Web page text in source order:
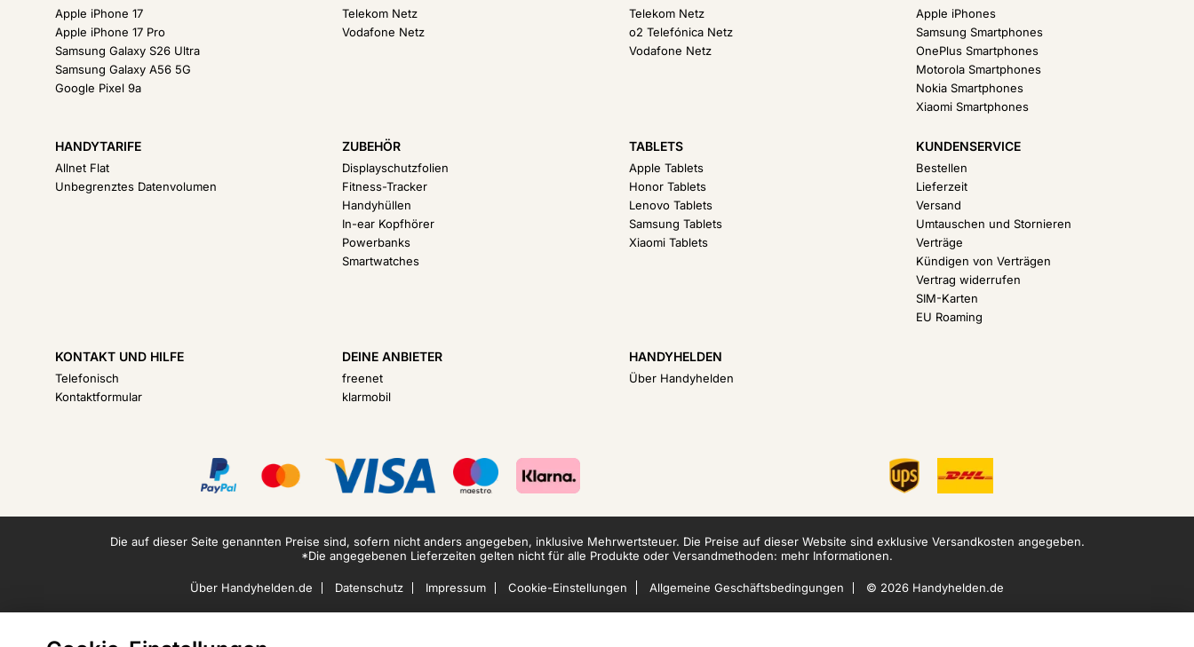
Apple iPhone 17
Apple iPhone 17 Pro
Samsung Galaxy S26 Ultra
Samsung Galaxy A56 5G
Google Pixel 9a
Telekom Netz
Vodafone Netz
Telekom Netz
o2 Telefónica Netz
Vodafone Netz
Apple iPhones
Samsung Smartphones
OnePlus Smartphones
Motorola Smartphones
Nokia Smartphones
Xiaomi Smartphones
HANDYTARIFE
Allnet Flat
Unbegrenztes Datenvolumen
ZUBEHÖR
Displayschutzfolien
Fitness-Tracker
Handyhüllen
In-ear Kopfhörer
Powerbanks
Smartwatches
TABLETS
Apple Tablets
Honor Tablets
Lenovo Tablets
Samsung Tablets
Xiaomi Tablets
KUNDENSERVICE
Bestellen
Lieferzeit
Versand
Umtauschen und Stornieren
Verträge
Kündigen von Verträgen
Vertrag widerrufen
SIM-Karten
EU Roaming
KONTAKT UND HILFE
Telefonisch
Kontaktformular
DEINE ANBIETER
freenet
klarmobil
HANDYHELDEN
Über Handyhelden
Die auf dieser Seite genannten Preise sind, sofern nicht anders angegeben, inklusive Mehrwertsteuer. Die Preise auf dieser Website sind exklusive Versandkosten angegeben.
*Die angegebenen Lieferzeiten gelten nicht für alle Produkte oder Versandmethoden: mehr Informationen.
Über Handyhelden.de Datenschutz Impressum Cookie-Einstellungen Allgemeine Geschäftsbedingungen © 2026 Handyhelden.de